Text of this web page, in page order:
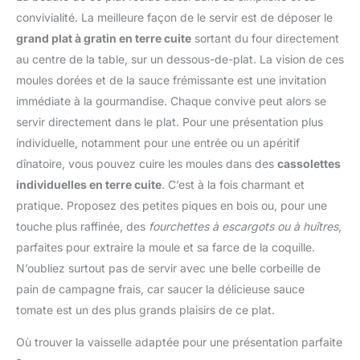
petites quantités de
viande Livraison : 1 x
Bosch MultiTalent 3
robot de cuisine / Robot
multifonctions pour
réaliser plus de 50
tâches différentes / Avec
accessoires de série /
brossé
Installation facile des
marquage malin
Hautement polyvalent : le
robot est doté de plus de
20 fonctions dont
battre, mixer, mélanger
ou râper ; Grande
puissance de 800 W La
grande capacité du bol
préparer jusqu'à 0,8 kg
de pâte à gâteau ;
Couteau multifonctions
inox et disque réversible
pour râper et émincer
MultiTalent 3 robot de
multifonctions pour
convivialité. La meilleure façon de le servir est de déposer le
grand plat à gratin en terre cuite sortant du four directement
au centre de la table, sur un dessous-de-plat. La vision de ces
moules dorées et de la sauce frémissante est une invitation
immédiate à la gourmandise. Chaque convive peut alors se
servir directement dans le plat. Pour une présentation plus
individuelle, notamment pour une entrée ou un apéritif
dînatoire, vous pouvez cuire les moules dans des cassolettes
individuelles en terre cuite. C’est à la fois charmant et
pratique. Proposez des petites piques en bois ou, pour une
touche plus raffinée, des fourchettes à escargots ou à huîtres,
parfaites pour extraire la moule et sa farce de la coquille.
N’oubliez surtout pas de servir avec une belle corbeille de
pain de campagne frais, car saucer la délicieuse sauce
tomate est un des plus grands plaisirs de ce plat.
Où trouver la vaisselle adaptée pour une présentation parfaite